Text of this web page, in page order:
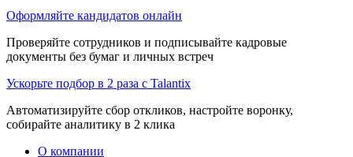
Оформляйте кандидатов онлайн
Проверяйте сотрудников и подписывайте кадровые
документы без бумаг и личных встреч
Ускорьте подбор в 2 раза с Talantix
Автоматизируйте сбор откликов, настройте воронку,
собирайте аналитику в 2 клика
О компании